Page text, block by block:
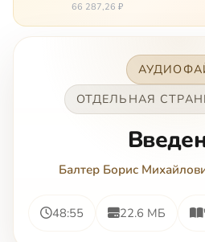
детьми или родителями,
66 287,26 ₽
ОТДЕЛЬНАЯ
Балтер Борис
48:55 22.6 МБ